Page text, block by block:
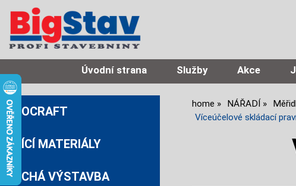
Úvodní strana Služby Akce
home NÁŘADÍ
Víceúčelové skládací
PROCRAFT
ZDÍCÍ MATERIÁLY
SUCHÁ VÝSTAVBA